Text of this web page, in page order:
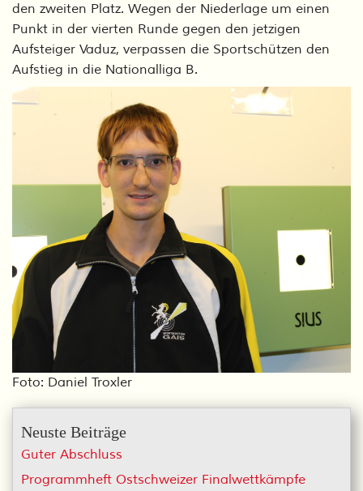
den zweiten Platz. Wegen der Niederlage um einen
Punkt in der vierten Runde gegen den jetzigen
Aufsteiger Vaduz, verpassen die Sportschützen den
Aufstieg in die Nationalliga B.
Foto: Daniel Troxler
Neuste Beiträge
Guter Abschluss
Programmheft Ostschweizer Finalwettkämpfe